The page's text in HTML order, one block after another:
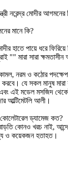
নরেন্দ্র মোদীর
মানে কি?
হাতে পায়ে ধরে
"" মারা সারা ক্ষমতাসীন
নরম ও কঠোর
যে সকল মানুষ মারা
এই মডেল মসজিদ
আল্টিমেটলি আলী।
ড্যামেজ কত?
কোনও খরচ নাই,
ও কয়েকজন হতাহত।